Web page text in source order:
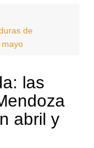
de
las
abril y